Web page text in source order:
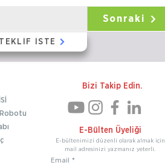
Sonraki
TEKLİF İSTE
Bizi Takip Edin.
E-Bülten Üyeliği
E-bültenimizi düzenli olarak almak için
mail adresinizi yazmanız yeterli.
Email *